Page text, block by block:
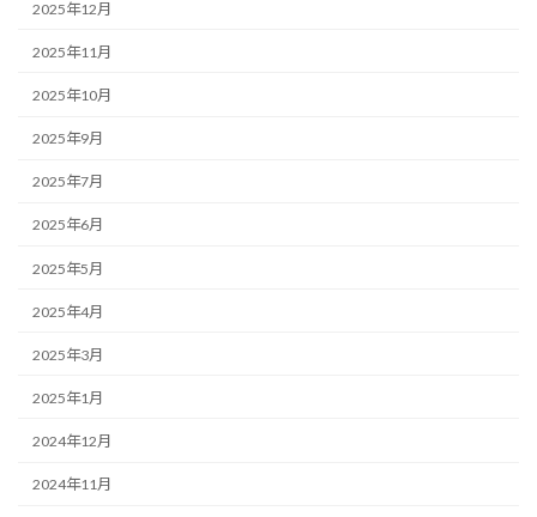
2025年12月
2025年11月
2025年10月
2025年9月
2025年7月
2025年6月
2025年5月
2025年4月
2025年3月
2025年1月
2024年12月
2024年11月